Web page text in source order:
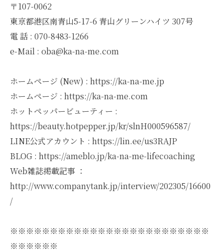
〒107-0062
東京都港区南青山5-17-6 青山グリーンハイツ 307号
電 話 : 070-8483-1266
e-Mail : oba@ka-na-me.com
ホームページ (New) : https://ka-na-me.jp
ホームページ : https://ka-na-me.com
ホットペッパービューティー :
https://beauty.hotpepper.jp/kr/slnH000596587/
LINE公式アカウント : https://lin.ee/us3RAJP
BLOG : https://ameblo.jp/ka-na-me-lifecoaching
Web雑誌掲載記事 ：
http://www.companytank.jp/interview/202305/16600
/
※※※※※※※※※※※※※※※※※※※※※※※※※
※※※※※※